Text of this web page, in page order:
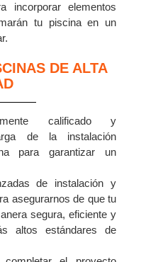
incorporar elementos
tu piscina en un
DE ALTA
calificado y
de la instalación
para garantizar un
de instalación y
asegurarnos de que tu
segura, eficiente y
altos estándares de